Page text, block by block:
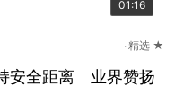
01:16
精选 ★
安全距离 业界赞扬